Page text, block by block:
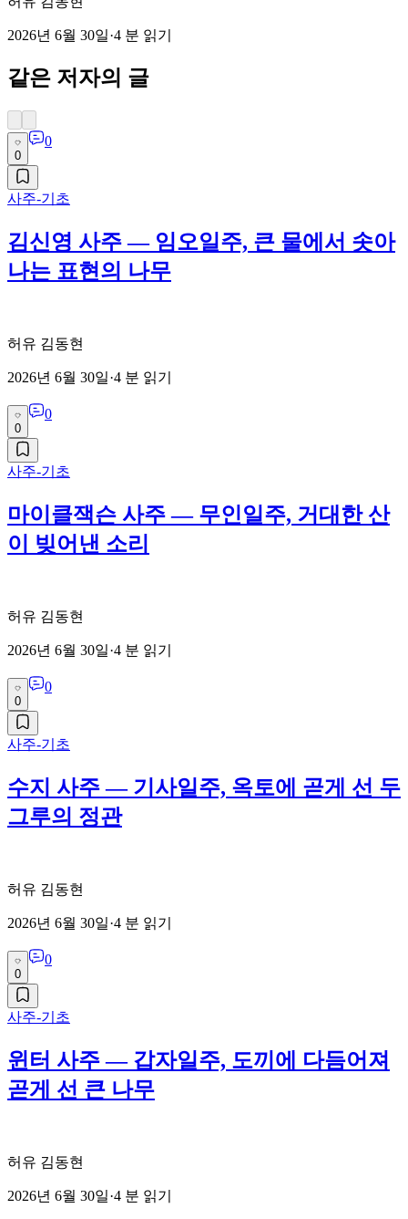
2026년 6월 30일·4 분 읽기
같은 저자의 글
0
0
사주-기초
김신영 사주 — 임오일주, 큰 물에서 솟아
나는 표현의 나무
허유 김동현
2026년 6월 30일·4 분 읽기
0
0
사주-기초
마이클잭슨 사주 — 무인일주, 거대한 산
이 빚어낸 소리
허유 김동현
2026년 6월 30일·4 분 읽기
0
0
사주-기초
수지 사주 — 기사일주, 옥토에 곧게 선 두
그루의 정관
허유 김동현
2026년 6월 30일·4 분 읽기
0
0
사주-기초
윈터 사주 — 갑자일주, 도끼에 다듬어져
곧게 선 큰 나무
허유 김동현
2026년 6월 30일·4 분 읽기